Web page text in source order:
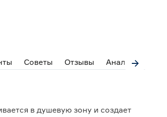
Советы Отзывы Аналоги
в душевую зону и создает